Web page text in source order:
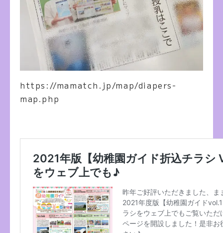
https://mamatch.jp/map/diapers-
map.php